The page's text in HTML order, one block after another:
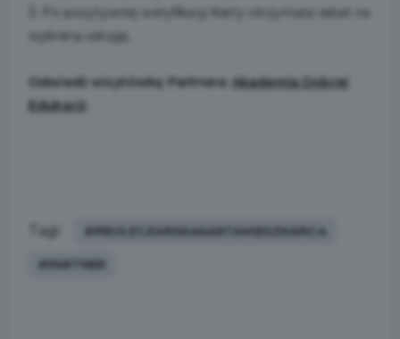
3. Po pozytywnej weryfikacji Karty otrzymasz rabat na
wybraną usługę.
Odwiedź wizytówkę Partnera: Akademia Dobrej
Edukacji
Tagi: #PRUSZCZAŃSKAKARTAMIESZKAŃCA
#PARTNER